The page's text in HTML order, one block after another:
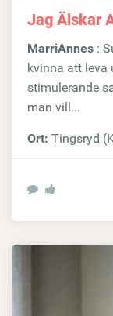
Jag Älskar
MarriAnnes :
kvinna att leva
stimulerande
man vill...
Ort: Tingsryd